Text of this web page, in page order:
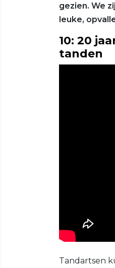
gezien. We
leuke,
10: 20
tanden
Tandartsen